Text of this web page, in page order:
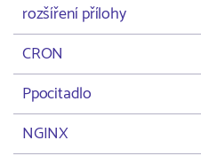
rozšíření přílohy
CRON
Ppocitadlo
NGINX